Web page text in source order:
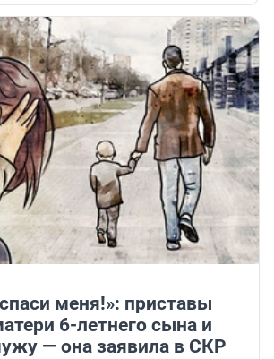
меня!»: приставы
6-летнего сына и
— она заявила в СКР